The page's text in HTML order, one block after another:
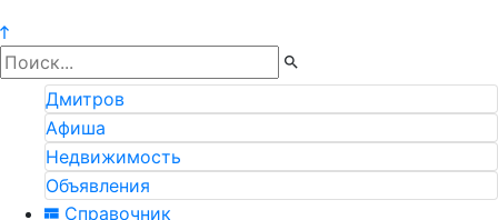
Дмитров
Афиша
Недвижимость
Объявления
Справочник